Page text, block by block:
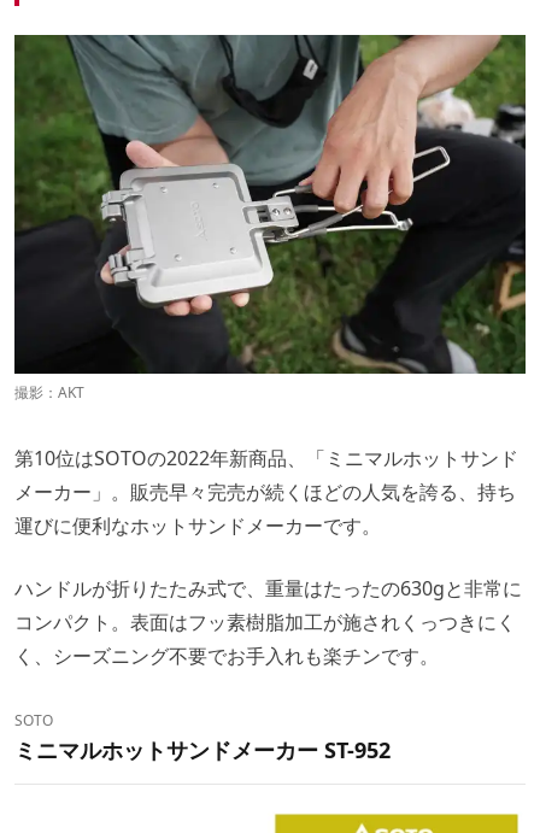
撮影：AKT
第10位はSOTOの2022年新商品、「ミニマルホットサンド
メーカー」。販売早々完売が続くほどの人気を誇る、持ち
運びに便利なホットサンドメーカーです。
ハンドルが折りたたみ式で、重量はたったの630gと非常に
コンパクト。表面はフッ素樹脂加工が施されくっつきにく
く、シーズニング不要でお手入れも楽チンです。
SOTO
ミニマルホットサンドメーカー ST-952